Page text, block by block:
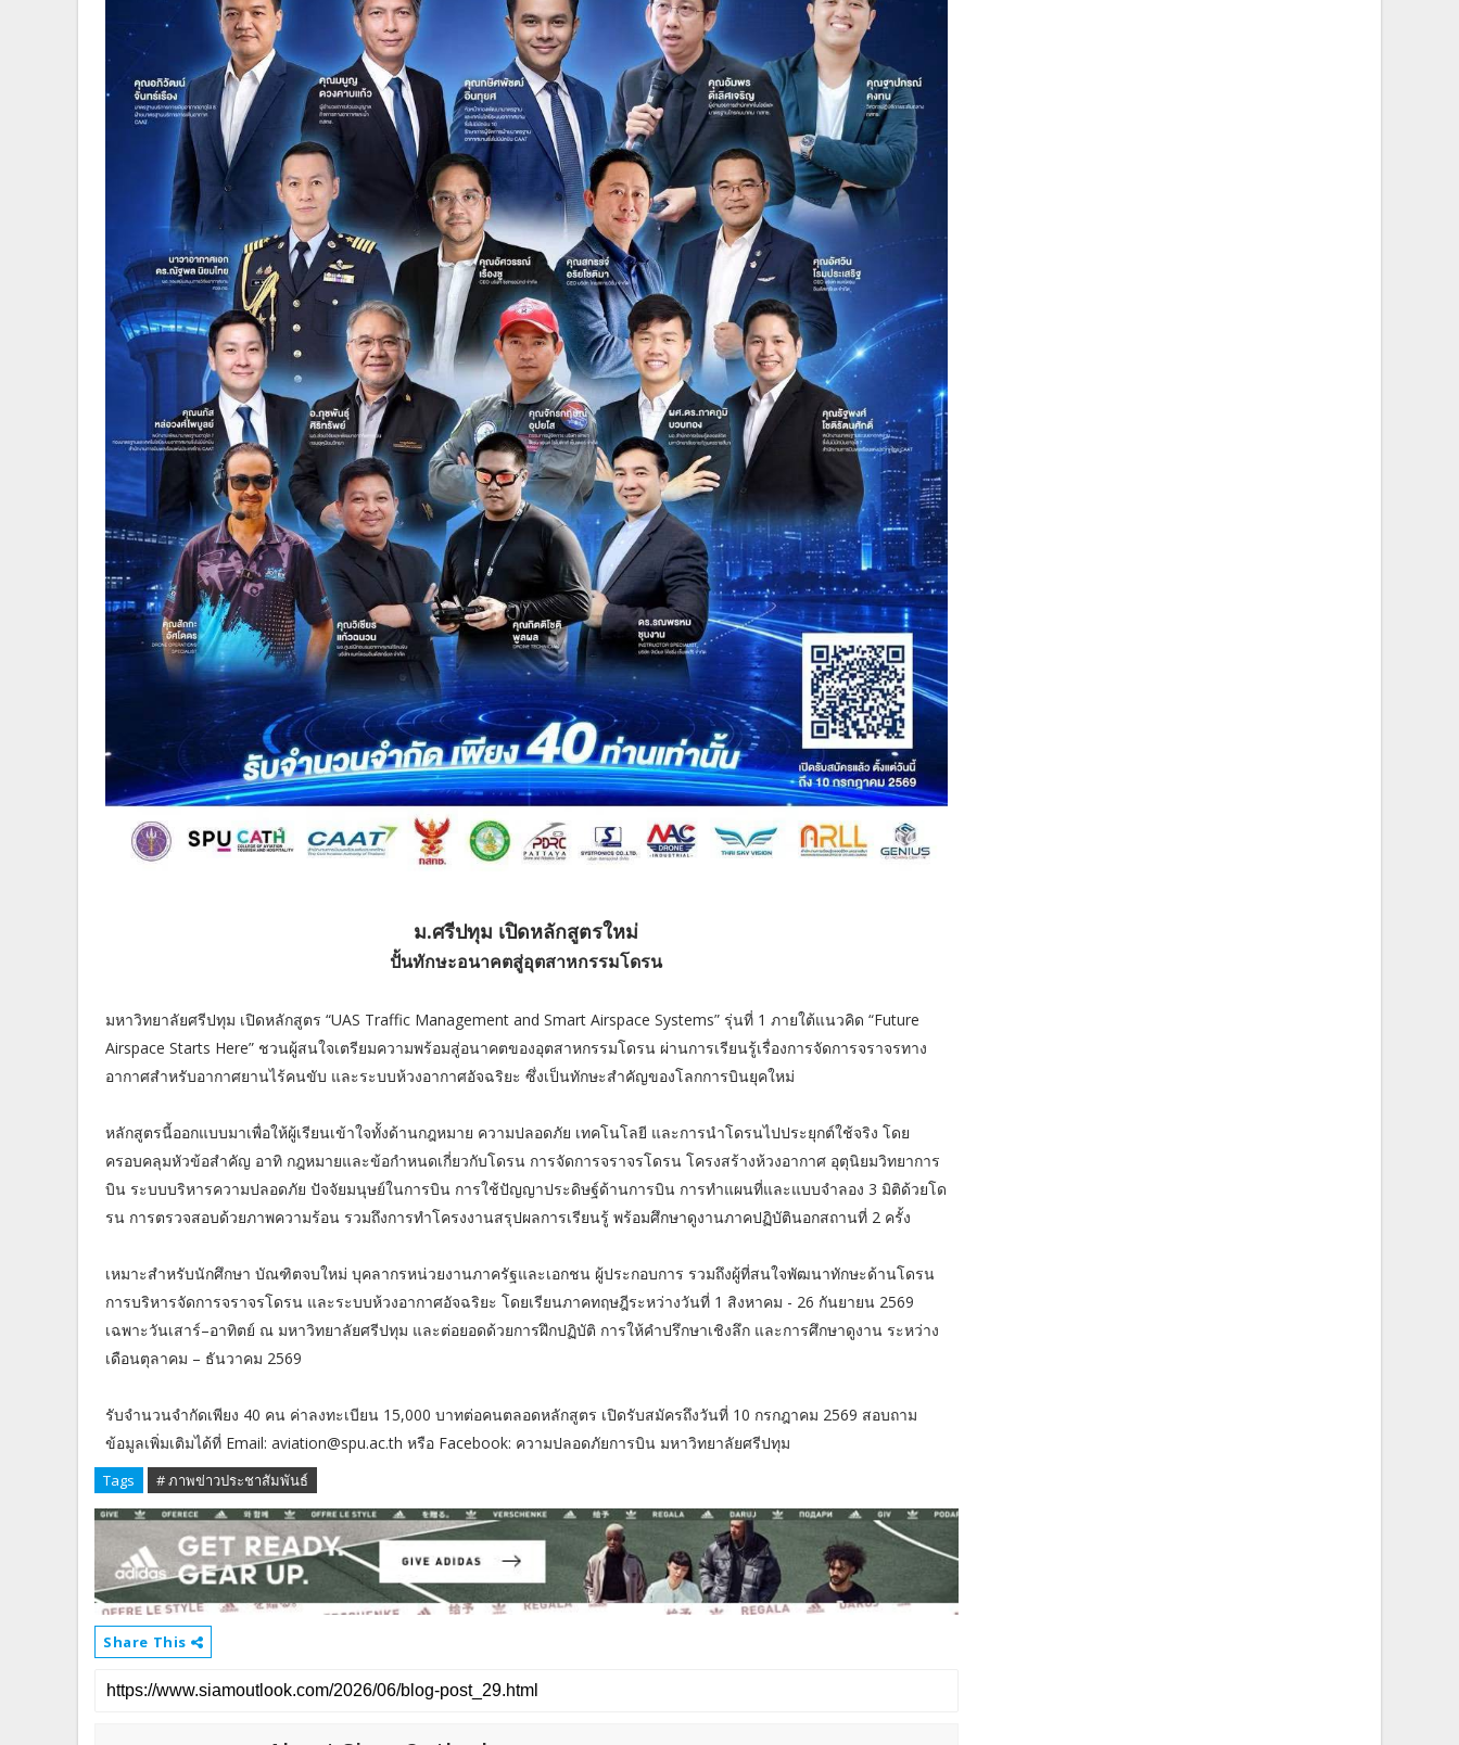
ม.ศรีปทุม เปิดหลักสูตรใหม่
ปั้นทักษะอนาคตสู่อุตสาหกรรมโดรน
มหาวิทยาลัยศรีปทุม เปิดหลักสูตร “UAS Traffic Management and Smart Airspace Systems” รุ่นที่ 1 ภายใต้แนวคิด “Future
Airspace Starts Here” ชวนผู้สนใจเตรียมความพร้อมสู่อนาคตของอุตสาหกรรมโดรน ผ่านการเรียนรู้เรื่องการจัดการจราจรทาง
อากาศสำหรับอากาศยานไร้คนขับ และระบบห้วงอากาศอัจฉริยะ ซึ่งเป็นทักษะสำคัญของโลกการบินยุคใหม่
หลักสูตรนี้ออกแบบมาเพื่อให้ผู้เรียนเข้าใจทั้งด้านกฎหมาย ความปลอดภัย เทคโนโลยี และการนำโดรนไปประยุกต์ใช้จริง โดย
ครอบคลุมหัวข้อสำคัญ อาทิ กฎหมายและข้อกำหนดเกี่ยวกับโดรน การจัดการจราจรโดรน โครงสร้างห้วงอากาศ อุตุนิยมวิทยาการ
บิน ระบบบริหารความปลอดภัย ปัจจัยมนุษย์ในการบิน การใช้ปัญญาประดิษฐ์ด้านการบิน การทำแผนที่และแบบจำลอง 3 มิติด้วยโด
รน การตรวจสอบด้วยภาพความร้อน รวมถึงการทำโครงงานสรุปผลการเรียนรู้ พร้อมศึกษาดูงานภาคปฏิบัตินอกสถานที่ 2 ครั้ง
เหมาะสำหรับนักศึกษา บัณฑิตจบใหม่ บุคลากรหน่วยงานภาครัฐและเอกชน ผู้ประกอบการ รวมถึงผู้ที่สนใจพัฒนาทักษะด้านโดรน
การบริหารจัดการจราจรโดรน และระบบห้วงอากาศอัจฉริยะ โดยเรียนภาคทฤษฎีระหว่างวันที่ 1 สิงหาคม - 26 กันยายน 2569
เฉพาะวันเสาร์–อาทิตย์ ณ มหาวิทยาลัยศรีปทุม และต่อยอดด้วยการฝึกปฏิบัติ การให้คำปรึกษาเชิงลึก และการศึกษาดูงาน ระหว่าง
เดือนตุลาคม – ธันวาคม 2569
รับจำนวนจำกัดเพียง 40 คน ค่าลงทะเบียน 15,000 บาทต่อคนตลอดหลักสูตร เปิดรับสมัครถึงวันที่ 10 กรกฎาคม 2569 สอบถาม
ข้อมูลเพิ่มเติมได้ที่ Email: aviation@spu.ac.th หรือ Facebook: ความปลอดภัยการบิน มหาวิทยาลัยศรีปทุม
Tags # ภาพข่าวประชาสัมพันธ์
Share This